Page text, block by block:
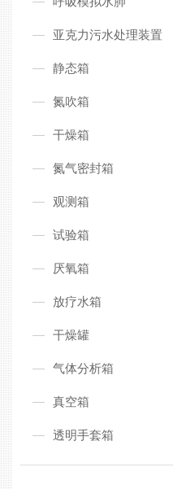
亚克力污水处理装置
静态箱
氮吹箱
干燥箱
氮气密封箱
观测箱
试验箱
厌氧箱
放疗水箱
干燥罐
气体分析箱
真空箱
透明手套箱